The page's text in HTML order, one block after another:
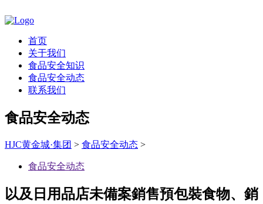
首页
关于我们
食品安全知识
食品安全动态
联系我们
食品安全动态
HJC黄金城·集团 > 食品安全动态 >
食品安全动态
以及日用品店未備案銷售預包裝食物、銷